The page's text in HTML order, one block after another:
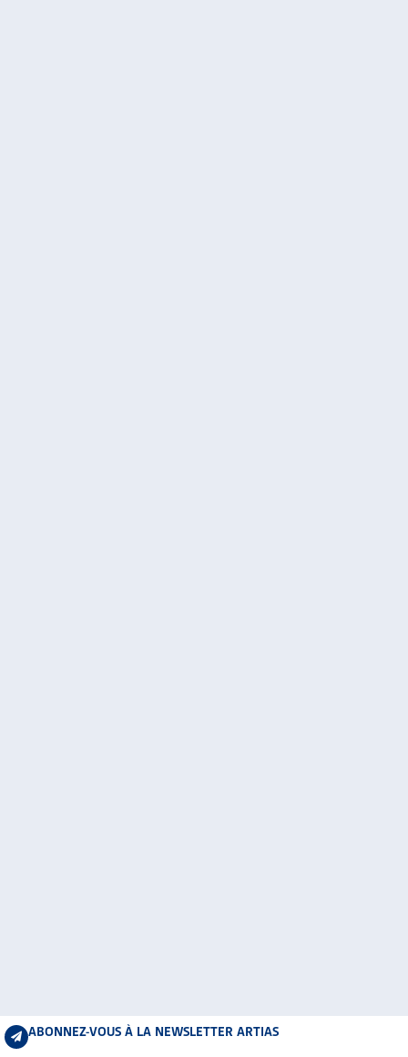
ABONNEZ-VOUS À LA NEWSLETTER ARTIAS